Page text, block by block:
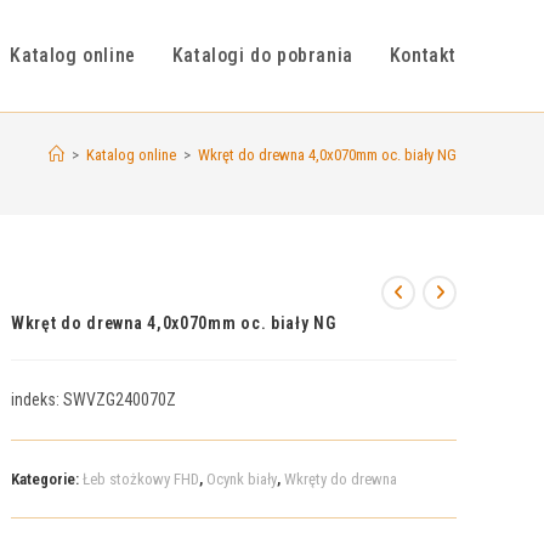
Katalog online Katalogi do pobrania Kontakt
> Katalog online > Wkręt do drewna 4,0x070mm oc. biały NG
Wkręt do drewna 4,0x070mm oc. biały NG
indeks: SWVZG240070Z
Kategorie:Łeb stożkowy FHD, Ocynk biały,Wkręty do drewna